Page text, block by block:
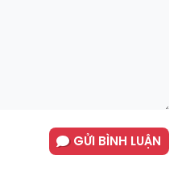
GỬI BÌNH LUẬN